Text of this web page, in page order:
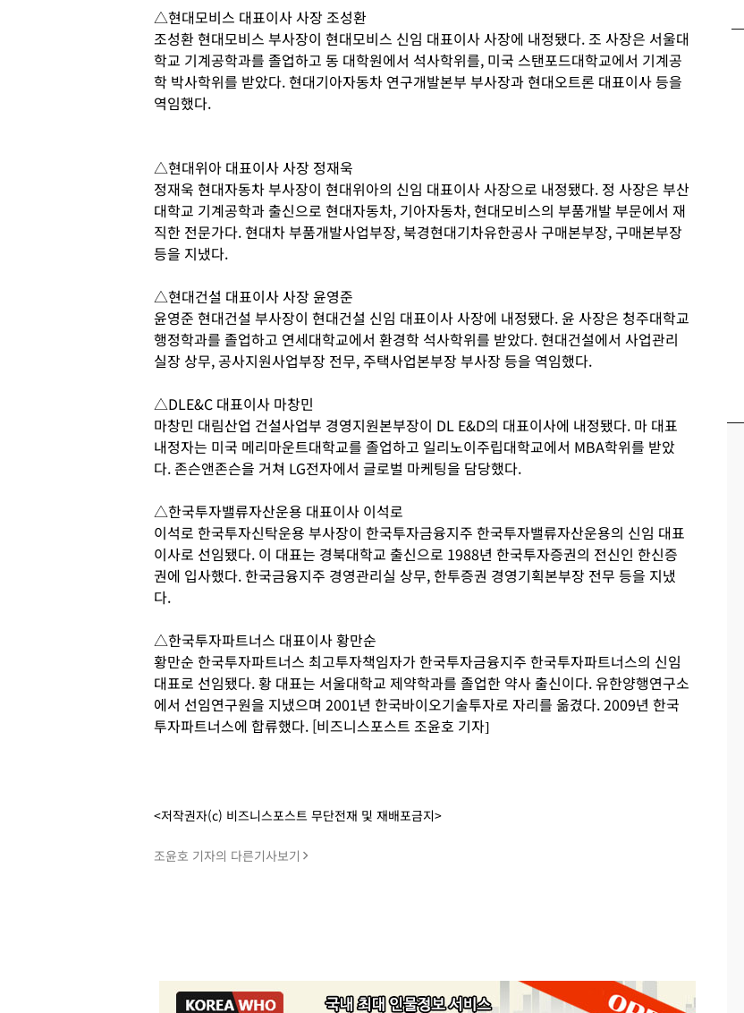
△현대모비스 대표이사 사장 조성환
조성환 현대모비스 부사장이 현대모비스 신임 대표이사 사장에 내정됐다. 조 사장은 서울대
학교 기계공학과를 졸업하고 동 대학원에서 석사학위를, 미국 스탠포드대학교에서 기계공
학 박사학위를 받았다. 현대기아자동차 연구개발본부 부사장과 현대오트론 대표이사 등을
역임했다.
△현대위아 대표이사 사장 정재욱
정재욱 현대자동차 부사장이 현대위아의 신임 대표이사 사장으로 내정됐다. 정 사장은 부산
대학교 기계공학과 출신으로 현대자동차, 기아자동차, 현대모비스의 부품개발 부문에서 재
직한 전문가다. 현대차 부품개발사업부장, 북경현대기차유한공사 구매본부장, 구매본부장
등을 지냈다.
△현대건설 대표이사 사장 윤영준
윤영준 현대건설 부사장이 현대건설 신임 대표이사 사장에 내정됐다. 윤 사장은 청주대학교
행정학과를 졸업하고 연세대학교에서 환경학 석사학위를 받았다. 현대건설에서 사업관리
실장 상무, 공사지원사업부장 전무, 주택사업본부장 부사장 등을 역임했다.
△DLE&C 대표이사 마창민
마창민 대림산업 건설사업부 경영지원본부장이 DL E&D의 대표이사에 내정됐다. 마 대표
내정자는 미국 메리마운트대학교를 졸업하고 일리노이주립대학교에서 MBA학위를 받았
다. 존슨앤존슨을 거쳐 LG전자에서 글로벌 마케팅을 담당했다.
△한국투자밸류자산운용 대표이사 이석로
이석로 한국투자신탁운용 부사장이 한국투자금융지주 한국투자밸류자산운용의 신임 대표
이사로 선임됐다. 이 대표는 경북대학교 출신으로 1988년 한국투자증권의 전신인 한신증
권에 입사했다. 한국금융지주 경영관리실 상무, 한투증권 경영기획본부장 전무 등을 지냈
다.
△한국투자파트너스 대표이사 황만순
황만순 한국투자파트너스 최고투자책임자가 한국투자금융지주 한국투자파트너스의 신임
대표로 선임됐다. 황 대표는 서울대학교 제약학과를 졸업한 약사 출신이다. 유한양행연구소
에서 선임연구원을 지냈으며 2001년 한국바이오기술투자로 자리를 옮겼다. 2009년 한국
투자파트너스에 합류했다. [비즈니스포스트 조윤호 기자]
<저작권자(c) 비즈니스포스트 무단전재 및 재배포금지>
조윤호 기자의 다른기사보기